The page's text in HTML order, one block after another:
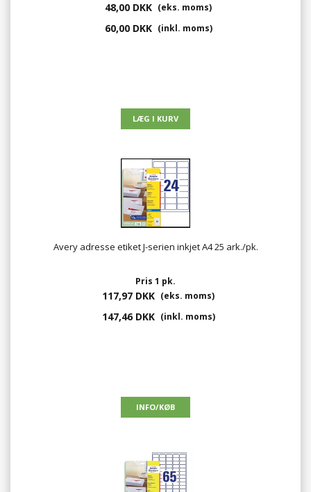
48,00 DKK (eks. moms)
60,00 DKK (inkl. moms)
Avery adresse etiket J-serien inkjet A4 25 ark./pk.
Pris 1 pk.
117,97 DKK (eks. moms)
147,46 DKK (inkl. moms)